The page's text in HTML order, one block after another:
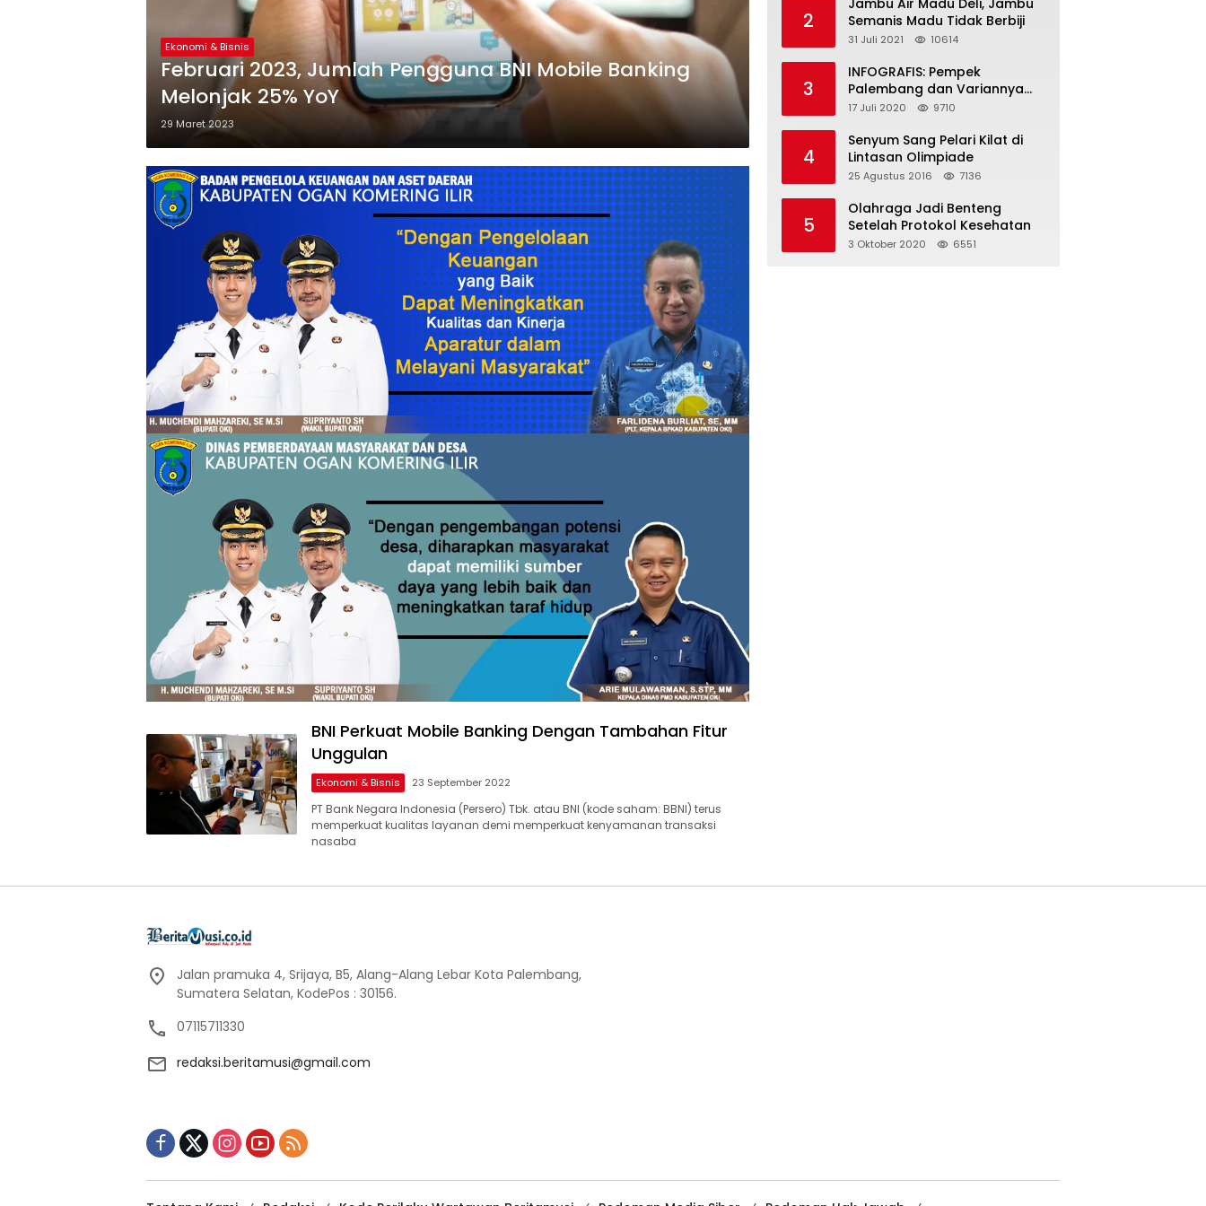
Ekonomi & Bisnis
Februari 2023, Jumlah Pengguna BNI Mobile Banking
Melonjak 25% YoY
29 Maret 2023
BNI Perkuat Mobile Banking Dengan Tambahan Fitur
Unggulan
Ekonomi & Bisnis 23 September 2022
PT Bank Negara Indonesia (Persero) Tbk. atau BNI (kode saham: BBNI) terus
memperkuat kualitas layanan demi memperkuat kenyamanan transaksi
nasaba
2
Jambu Air Madu Deli, Jambu
Semanis Madu Tidak Berbiji
31 Juli 2021 10614
3
INFOGRAFIS: Pempek
Palembang dan Variannya
yang Melegenda
17 Juli 2020 9710
4
Senyum Sang Pelari Kilat di
Lintasan Olimpiade
25 Agustus 2016 7136
5
Olahraga Jadi Benteng
Setelah Protokol Kesehatan
3 Oktober 2020 6551
Jalan pramuka 4, Srijaya, B5, Alang-Alang Lebar Kota Palembang,
Sumatera Selatan, KodePos : 30156.
07115711330
redaksi.beritamusi@gmail.com